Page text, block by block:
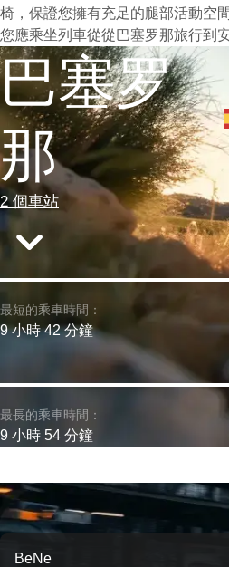
椅，保證您擁有充足的腿部活動空
您應乘坐列車從從巴塞罗那旅行到
巴塞罗
那
2 個車站
最短的乘車時間：
9 小時 42 分鐘
最長的乘車時間：
9 小時 54 分鐘
BeNe